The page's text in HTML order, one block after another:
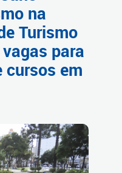
na
Turismo
para
cursos em